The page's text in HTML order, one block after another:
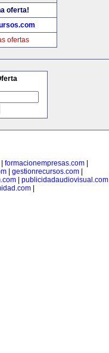
oferta!
ofertas
formacionempresas.com
gestionrecursos.com
publicidadaudiovisual.com